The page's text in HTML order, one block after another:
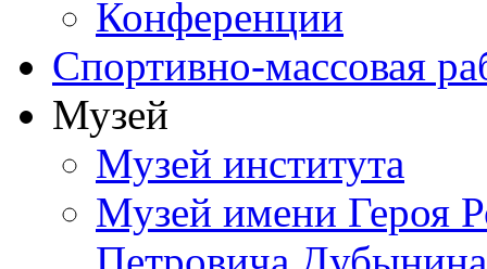
Конференции
Спортивно-массовая
Музей
Музей института
Музей имени Героя